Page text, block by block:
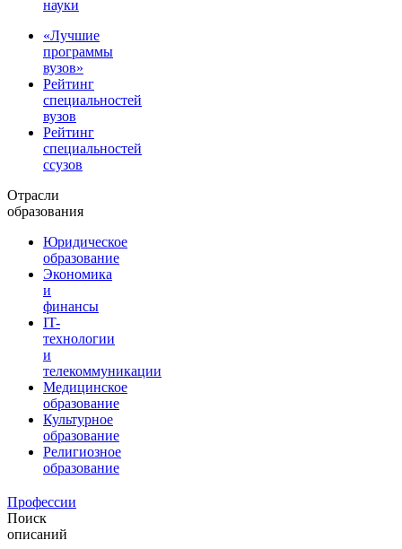
науки
«Лучшие
программы
вузов»
Рейтинг
специальностей
вузов
Рейтинг
специальностей
ссузов
Отрасли
образования
Юридическое
образование
Экономика
и
финансы
IT-
технологии
и
телекоммуникации
Медицинское
образование
Культурное
образование
Религиозное
образование
Профессии
Поиск
описаний